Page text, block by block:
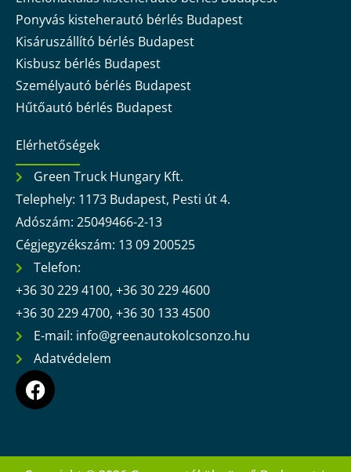
Ponyvás kisteherautó bérlés Budapest
Kisáruszállító bérlés Budapest
Kisbusz bérlés Budapest
Személyautó bérlés Budapest
Hűtőautó bérlés Budapest
Elérhetőségek
Green Truck Hungary Kft.
Telephely: 1173 Budapest, Pesti út 4.
Adószám: 25049466-2-13
Cégjegyzékszám: 13 09 200525
Telefon:
+36 30 229 4100, +36 30 229 4600
+36 30 229 4700, +36 30 133 4500
E-mail: info@greenautokolcsonzo.hu
Adatvédelem
F
a
c
b